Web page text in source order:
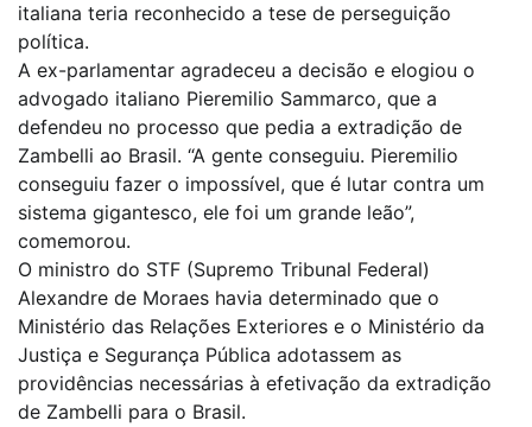
italiana teria reconhecido a tese de perseguição
política.
A ex-parlamentar agradeceu a decisão e elogiou o
advogado italiano Pieremilio Sammarco, que a
defendeu no processo que pedia a extradição de
Zambelli ao Brasil. “A gente conseguiu. Pieremilio
conseguiu fazer o impossível, que é lutar contra um
sistema gigantesco, ele foi um grande leão”,
comemorou.
O ministro do STF (Supremo Tribunal Federal)
Alexandre de Moraes havia determinado que o
Ministério das Relações Exteriores e o Ministério da
Justiça e Segurança Pública adotassem as
providências necessárias à efetivação da extradição
de Zambelli para o Brasil.